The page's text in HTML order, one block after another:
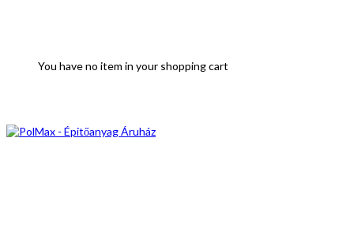
You have no item in your shopping cart